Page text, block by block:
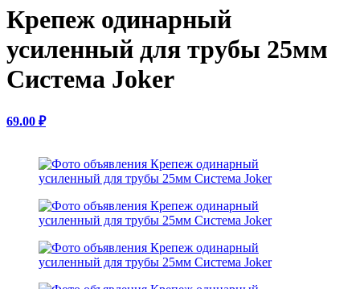
Крепеж одинарный
усиленный для трубы 25мм
Система Joker
69.00 ₽